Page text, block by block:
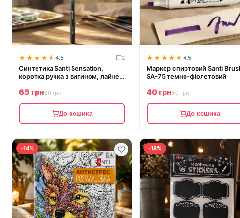
★★★★★
★★★★★ 4.5 2
Синтетика Santi Sensation,
коротка ручка з вигином, лайнер,
65 грн80 грн
До кошика
★★★★★
★★★★★ 4.5
Маркер спиртовий Santi
SA-75 темно-фіолетовий
40 грн50 грн
До кошика
-14% -18%